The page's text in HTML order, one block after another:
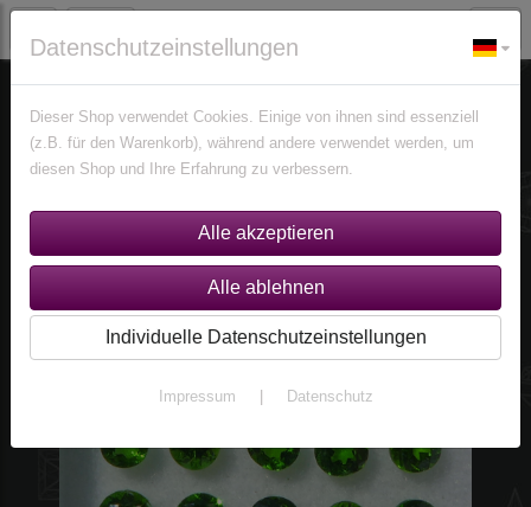
Edelsteine Diopside
Datenschutzeinstellungen
Dieser Shop verwendet Cookies. Einige von ihnen sind essenziell
(z.B. für den Warenkorb), während andere verwendet werden, um
diesen Shop und Ihre Erfahrung zu verbessern.
Individuelle Datenschutzeinstellungen
Impressum Datenschutz